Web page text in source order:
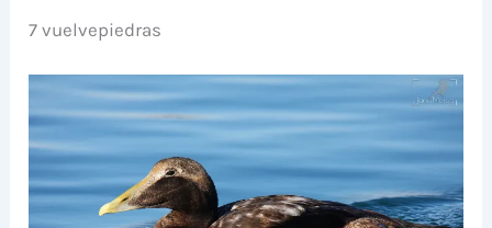
7 vuelvepiedras